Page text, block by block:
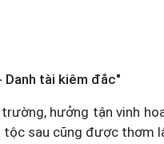
Danh tài kiêm đắc"
hưởng tận vinh
sau cũng được thơm